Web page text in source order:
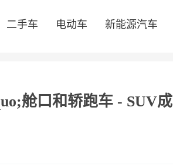
二手车 电动车 新能源汽车
舱口和轿跑车 - SUV成